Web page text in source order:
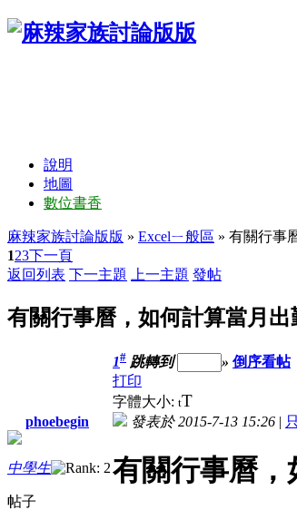
說明
地圖
數位書香
麻辣家族討論版版 » Excelㄧ般區 » 有關行事
123下一頁
返回列表 下一主題 上一主題 發帖
有關行事曆，如何計算當月出
phoebegin
中學生
帖子
1# 跳轉到 » 倒序看帖
打印
字體大小: tT
發表於 2015-7-13 15:26 |
有關行事曆，